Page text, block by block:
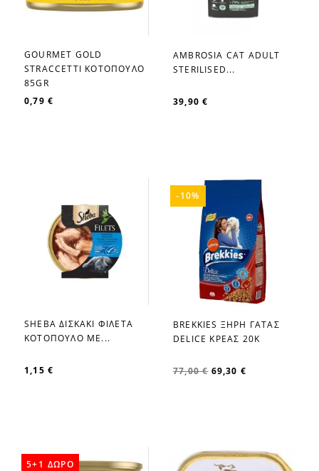
favorite_border
GOURMET GOLD
STRACCETTI ΚΟΤΟΠΟΥΛΟ
85GR
0,79 €
favorite_border
AMBROSIA CAT ADULT
STERILISED...
39,90 €
favorite_border
SHEBA ΔΙΣΚΑΚΙ ΦΙΛΕΤΑ
ΚΟΤΟΠΟΥΛΟ ΜΕ...
1,15 €
favorite_border
BREKKIES ΞΗΡΗ ΓΑΤΑΣ
DELICE ΚΡΕΑΣ 20K
77,00 € 69,30 €
-10%
5+1 ΔΩΡΟ